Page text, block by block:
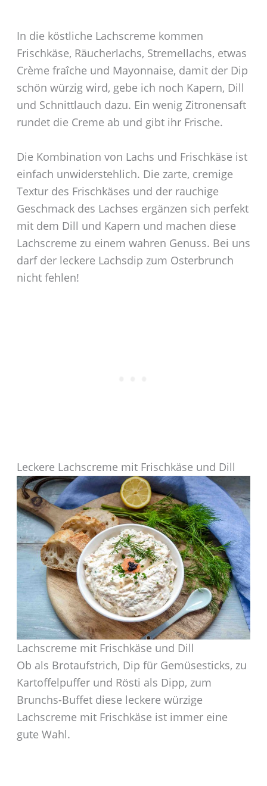
In die köstliche Lachscreme kommen
Frischkäse, Räucherlachs, Stremellachs, etwas
Crème fraîche und Mayonnaise, damit der Dip
schön würzig wird, gebe ich noch Kapern, Dill
und Schnittlauch dazu. Ein wenig Zitronensaft
rundet die Creme ab und gibt ihr Frische.
Die Kombination von Lachs und Frischkäse ist
einfach unwiderstehlich. Die zarte, cremige
Textur des Frischkäses und der rauchige
Geschmack des Lachses ergänzen sich perfekt
mit dem Dill und Kapern und machen diese
Lachscreme zu einem wahren Genuss. Bei uns
darf der leckere Lachsdip zum Osterbrunch
nicht fehlen!
Leckere Lachscreme mit Frischkäse und Dill
Lachscreme mit Frischkäse und Dill
Ob als Brotaufstrich, Dip für Gemüsesticks, zu
Kartoffelpuffer und Rösti als Dipp, zum
Brunchs-Buffet diese leckere würzige
Lachscreme mit Frischkäse ist immer eine
gute Wahl.